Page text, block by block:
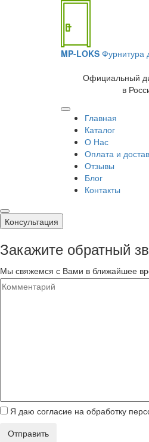
MP-LOKS Фурнитура
Официальный
в
Главная
Каталог
О Нас
Оплата и
Отзывы
Блог
Контакты
Консультация
Закажите обратный
Мы свяжемся с Вами в ближайшее
Я даю согласие на обработку
Отправить